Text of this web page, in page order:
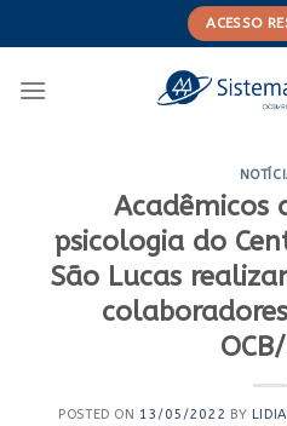
to
ACESSO
Acadêmicos
psicologia do
São Lucas
POSTED ON 13/05/2022 BY